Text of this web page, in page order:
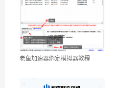
老鱼加速器绑定模拟器教程